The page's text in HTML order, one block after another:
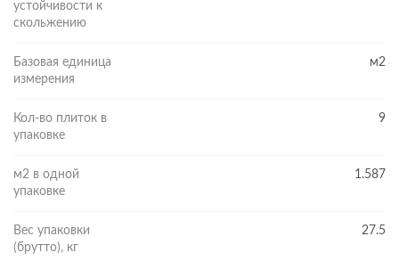
устойчивости к
скольжению
Базовая единица
измерения
м2
Кол-во плиток в
упаковке
9
м2 в одной
упаковке
1.587
Вес упаковки
(брутто), кг
27.5